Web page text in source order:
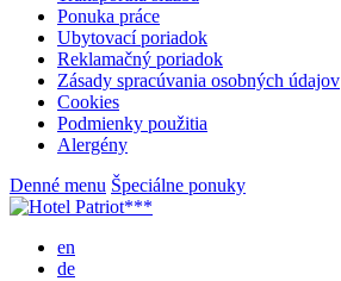
Ponuka práce
Ubytovací poriadok
Reklamačný poriadok
Zásady spracúvania osobných údajov
Cookies
Podmienky použitia
Alergény
Denné menu Špeciálne ponuky
en
de